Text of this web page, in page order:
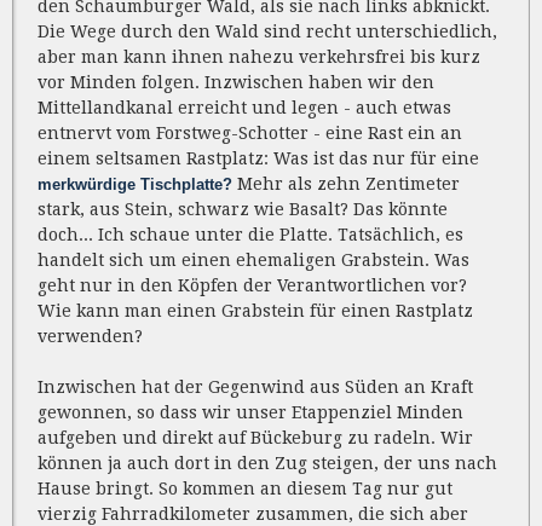
den Schaumburger Wald, als sie nach links abknickt.
Die Wege durch den Wald sind recht unterschiedlich,
aber man kann ihnen nahezu verkehrsfrei bis kurz
vor Minden folgen. Inzwischen haben wir den
Mittellandkanal erreicht und legen - auch etwas
entnervt vom Forstweg-Schotter - eine Rast ein an
einem seltsamen Rastplatz: Was ist das nur für eine
merkwürdige Tischplatte?Mehr als zehn Zentimeter
stark, aus Stein, schwarz wie Basalt? Das könnte
doch... Ich schaue unter die Platte. Tatsächlich, es
handelt sich um einen ehemaligen Grabstein. Was
geht nur in den Köpfen der Verantwortlichen vor?
Wie kann man einen Grabstein für einen Rastplatz
verwenden?
Inzwischen hat der Gegenwind aus Süden an Kraft
gewonnen, so dass wir unser Etappenziel Minden
aufgeben und direkt auf Bückeburg zu radeln. Wir
können ja auch dort in den Zug steigen, der uns nach
Hause bringt. So kommen an diesem Tag nur gut
vierzig Fahrradkilometer zusammen, die sich aber